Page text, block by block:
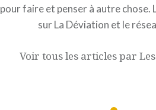
pour faire et penser à autre chose.
sur La Déviation et le
Voir tous les articles par Les